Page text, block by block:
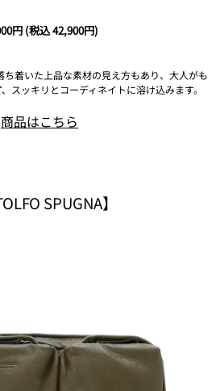
円 (税込 42,900円)
ち着いた上品な素材の見え方もあり、大人がも
スッキリとコーディネイトに溶け込みます。
商品はこちら
SPUGNA】